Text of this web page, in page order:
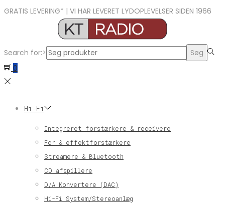
GRATIS LEVERING* | VI HAR LEVERET LYDOPLEVELSER SIDEN 1966
Search for:>
Søg
0
Hi-Fi
Integreret forstærkere & receivere
For & effektforstærkere
Streamere & Bluetooth
CD afspillere
D/A Konvertere (DAC)
Hi-Fi System/Stereoanlæg